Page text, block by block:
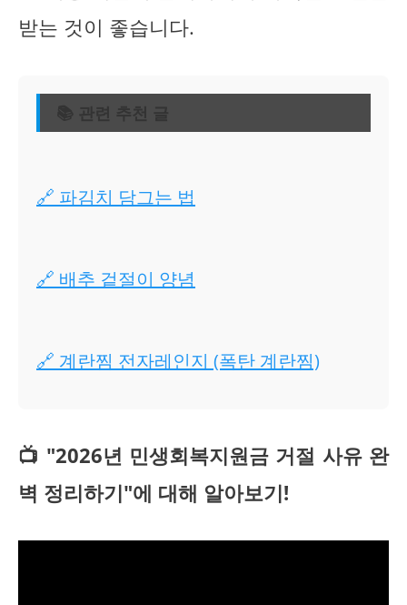
받는 것이 좋습니다.
📚 관련 추천 글
🔗 파김치 담그는 법
🔗 배추 겉절이 양념
🔗 계란찜 전자레인지 (폭탄 계란찜)
📺 "2026년 민생회복지원금 거절 사유 완
벽 정리하기"에 대해 알아보기!